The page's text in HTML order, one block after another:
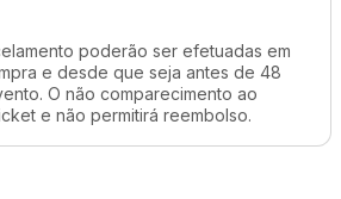
poderão ser efetuadas em
e desde que seja antes de 48
O não comparecimento ao
e não permitirá reembolso.